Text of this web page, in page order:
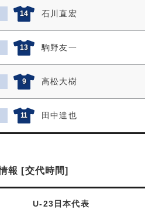
14 石川直宏
13 駒野友一
9 高松大樹
11 田中達也
報 [交代時間]
U-23日本代表